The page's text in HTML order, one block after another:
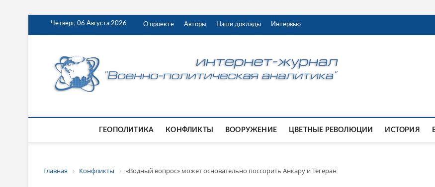
Четверг, 06 Августа 2026 О проекте Авторы Наши доклады Интервью
ГЕОПОЛИТИКА КОНФЛИКТЫ ВООРУЖЕНИЕ ЦВЕТНЫЕ РЕВОЛЮЦИИ ИСТОРИЯ
Главная Конфликты «Водный вопрос» может основательно поссорить Анкару и Тегеран